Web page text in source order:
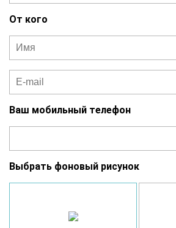
От кого
Ваш мобильный телефон
Выбрать фоновый рисунок